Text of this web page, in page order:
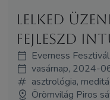
Lelked
fejleszd
Everness
vasárnap, 2024-
asztrológia,
Örömvilág Piros